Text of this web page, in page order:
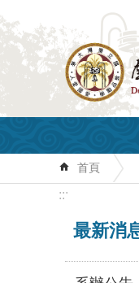
跳到主要內容區塊
首頁
:::
最新消